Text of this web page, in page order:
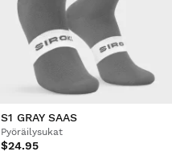
S1 GRAY SAAS
Pyöräilysukat
$24.95